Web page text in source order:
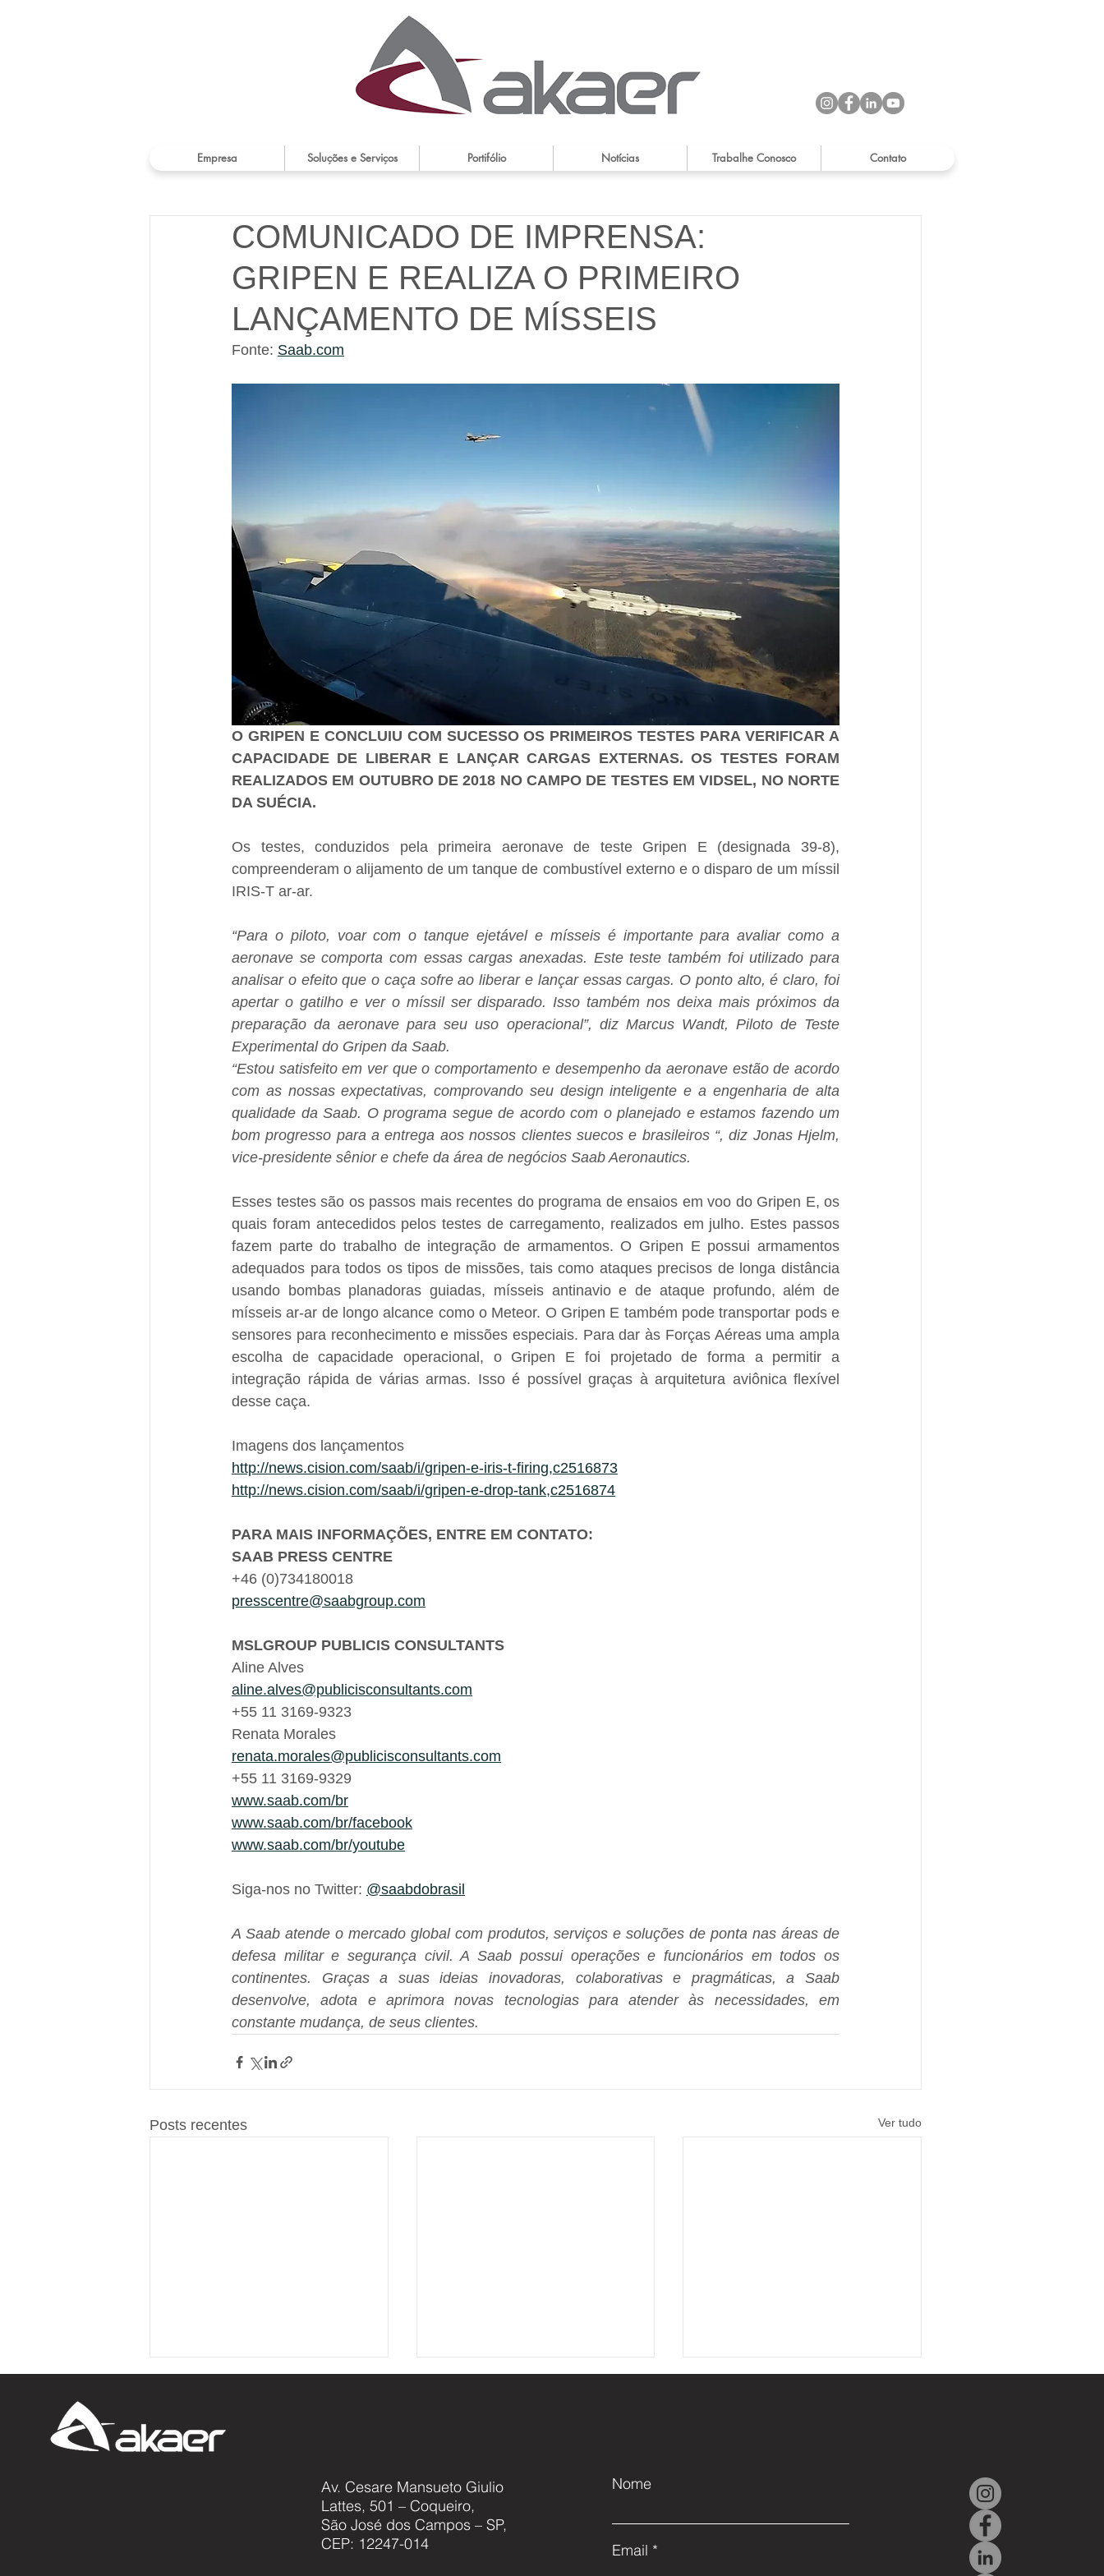
Empresa Soluções e Serviços Portifólio Notícias Trabalhe Conosco Contato
COMUNICADO DE IMPRENSA:
GRIPEN E REALIZA O PRIMEIRO
LANÇAMENTO DE MÍSSEIS
Fonte: Saab.com
O GRIPEN E CONCLUIU COM SUCESSO OS PRIMEIROS TESTES PARA VERIFICAR A
CAPACIDADE DE LIBERAR E LANÇAR CARGAS EXTERNAS. OS TESTES FORAM
REALIZADOS EM OUTUBRO DE 2018 NO CAMPO DE TESTES EM VIDSEL, NO NORTE
DA SUÉCIA.
Os testes, conduzidos pela primeira aeronave de teste Gripen E (designada 39-8),
compreenderam o alijamento de um tanque de combustível externo e o disparo de um míssil
IRIS-T ar-ar.
“Para o piloto, voar com o tanque ejetável e mísseis é importante para avaliar como a
aeronave se comporta com essas cargas anexadas. Este teste também foi utilizado para
analisar o efeito que o caça sofre ao liberar e lançar essas cargas. O ponto alto, é claro, foi
apertar o gatilho e ver o míssil ser disparado. Isso também nos deixa mais próximos da
preparação da aeronave para seu uso operacional”, diz Marcus Wandt, Piloto de Teste
Experimental do Gripen da Saab.
“Estou satisfeito em ver que o comportamento e desempenho da aeronave estão de acordo
com as nossas expectativas, comprovando seu design inteligente e a engenharia de alta
qualidade da Saab. O programa segue de acordo com o planejado e estamos fazendo um
bom progresso para a entrega aos nossos clientes suecos e brasileiros “, diz Jonas Hjelm,
vice-presidente sênior e chefe da área de negócios Saab Aeronautics.
Esses testes são os passos mais recentes do programa de ensaios em voo do Gripen E, os
quais foram antecedidos pelos testes de carregamento, realizados em julho. Estes passos
fazem parte do trabalho de integração de armamentos. O Gripen E possui armamentos
adequados para todos os tipos de missões, tais como ataques precisos de longa distância
usando bombas planadoras guiadas, mísseis antinavio e de ataque profundo, além de
mísseis ar-ar de longo alcance como o Meteor. O Gripen E também pode transportar pods e
sensores para reconhecimento e missões especiais. Para dar às Forças Aéreas uma ampla
escolha de capacidade operacional, o Gripen E foi projetado de forma a permitir a
integração rápida de várias armas. Isso é possível graças à arquitetura aviônica flexível
desse caça.
Imagens dos lançamentos
http://news.cision.com/saab/i/gripen-e-iris-t-firing,c2516873
http://news.cision.com/saab/i/gripen-e-drop-tank,c2516874
PARA MAIS INFORMAÇÕES, ENTRE EM CONTATO:
SAAB PRESS CENTRE
+46 (0)734180018
presscentre@saabgroup.com
MSLGROUP PUBLICIS CONSULTANTS
Aline Alves
aline.alves@publicisconsultants.com
+55 11 3169-9323
Renata Morales
renata.morales@publicisconsultants.com
+55 11 3169-9329
www.saab.com/br
www.saab.com/br/facebook
www.saab.com/br/youtube
Siga-nos no Twitter: @saabdobrasil
A Saab atende o mercado global com produtos, serviços e soluções de ponta nas áreas de
defesa militar e segurança civil. A Saab possui operações e funcionários em todos os
continentes. Graças a suas ideias inovadoras, colaborativas e pragmáticas, a Saab
desenvolve, adota e aprimora novas tecnologias para atender às necessidades, em
constante mudança, de seus clientes.
Posts recentes Ver tudo
Akaer avança em projeto
global que busca desvendar
os mistérios dos neutrinos e
Cascavel NG: Modernização,
Capacitação e o Futuro da
Av. Cesare Mansueto Giulio
Lattes, 501 – Coqueiro,
São José dos Campos – SP,
CEP: 12247-014
Nome
Email